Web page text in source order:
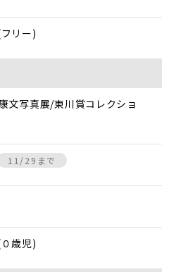
リー)
文写真展/東川賞コレクショ
11/29まで
歳児)